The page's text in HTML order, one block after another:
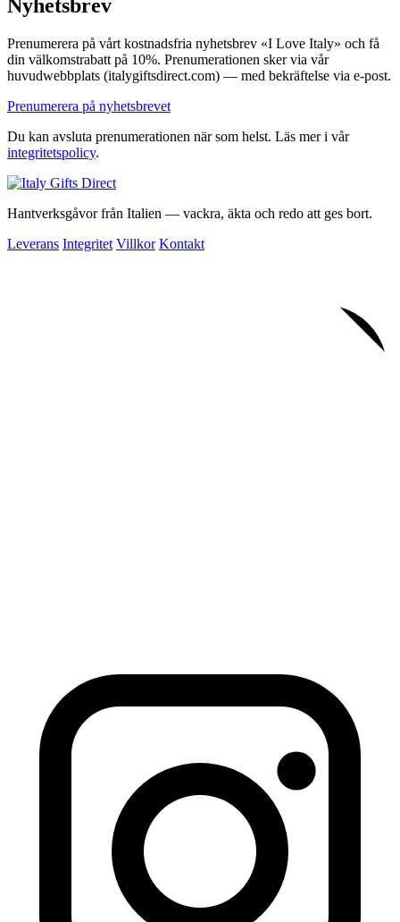
Nyhetsbrev
Prenumerera på vårt kostnadsfria nyhetsbrev «I Love Italy» och få
din välkomstrabatt på 10%. Prenumerationen sker via vår
huvudwebbplats (italygiftsdirect.com) — med bekräftelse via e-post.
Prenumerera på nyhetsbrevet
Du kan avsluta prenumerationen när som helst. Läs mer i vår
integritetspolicy.
Hantverksgåvor från Italien — vackra, äkta och redo att ges bort.
Leverans Integritet Villkor Kontakt